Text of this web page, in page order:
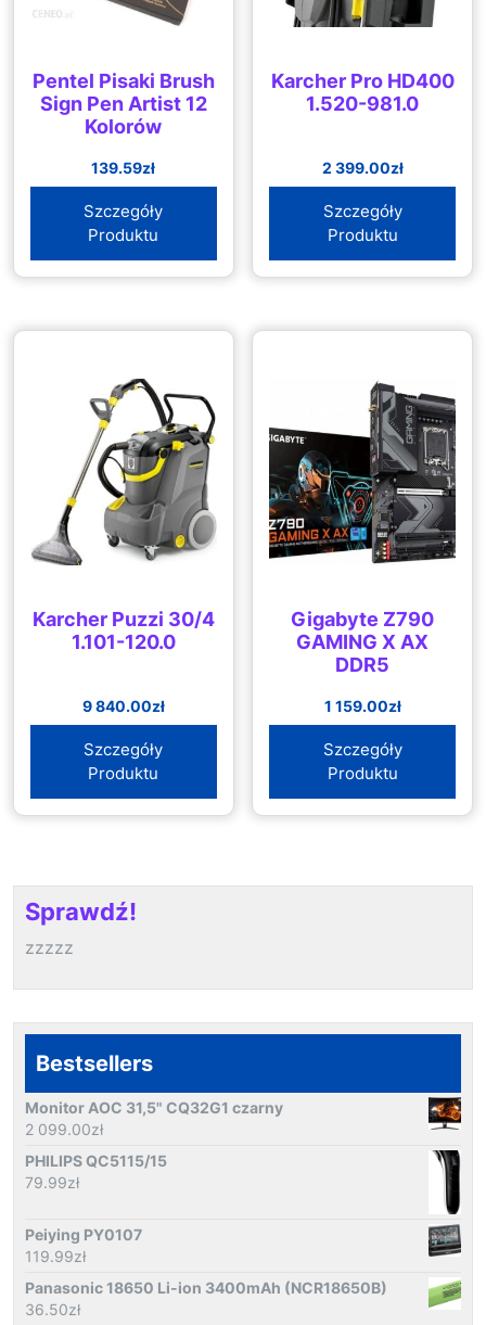
Pentel Pisaki Brush
Sign Pen Artist 12
Kolorów
139.59zł
Szczegóły
Produktu
Karcher Pro HD400
1.520-981.0
2 399.00zł
Szczegóły
Produktu
Karcher Puzzi 30/4
1.101-120.0
9 840.00zł
Szczegóły
Produktu
Gigabyte Z790
GAMING X AX
DDR5
1 159.00zł
Szczegóły
Produktu
Sprawdź!
zzzzz
Bestsellers
Monitor AOC 31,5" CQ32G1 czarny
2 099.00zł
PHILIPS QC5115/15
79.99zł
Peiying PY0107
119.99zł
Panasonic 18650 Li-ion 3400mAh (NCR18650B)
36.50zł